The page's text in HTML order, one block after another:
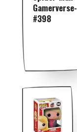
Gamerverse-
#398